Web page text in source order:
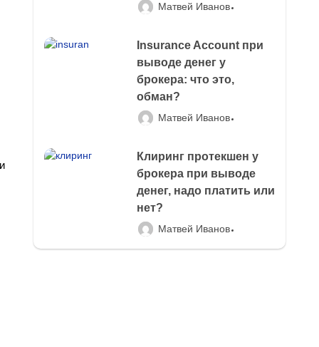
Матвей Иванов
Insurance Account при
выводе денег у
брокера: что это,
обман?
Матвей Иванов
Клиринг протекшен у
брокера при выводе
денег, надо платить или
нет?
Матвей Иванов